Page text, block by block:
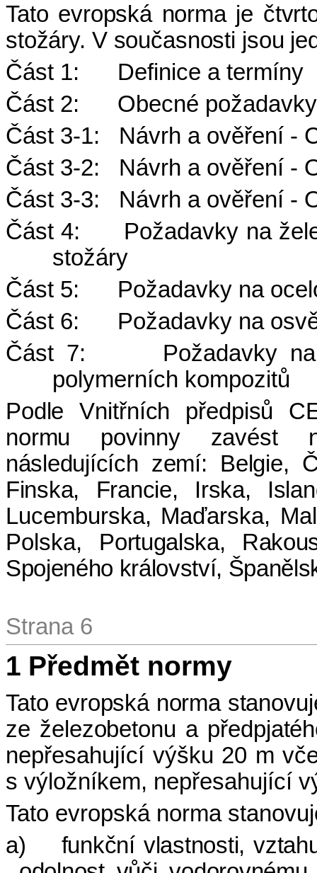
Tato evropská norma je
stožáry. V současnosti jsou
Část 1:
Definice a termíny
Část 2:
Obecné
Část 3-1:
Návrh a ověření -
Část 3-2:
Návrh a ověření -
Část 3-3:
Návrh a ověření -
Část 4:
Požadavky na
stožáry
Část 5:
Požadavky na
Část 6:
Požadavky na
Část 7:
Požadavky
polymerních kompozitů
Podle Vnitřních předpisů
normu povinny zavést
následujících zemí: Belgie,
Finska, Francie, Irska,
Lucemburska, Maďarska,
Polska, Portugalska,
Spojeného království,
Strana 6
1 Předmět normy
Tato evropská norma
ze železobetonu a
nepřesahující výšku 20 m
s výložníkem, nepřesahující
Tato evropská norma
a)
funkční vlastnosti,